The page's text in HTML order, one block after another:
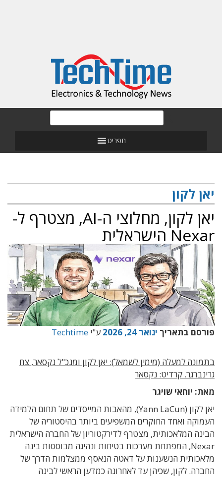
תפריט
יאן לקון
יאן לקון, מחלוצי ה-AI, מצטרף ל-
Nexar הישראלית
פורסם בתאריך ינואר 24, 2026 ע"י Techtime
בתמונה למעלה (מימין לשמאל): יאן לקון ומנכ"ל נקסאר, צח
גרינברגר. קרדיט: נקסאר
מאת: יוחאי שויגר
יאן לקון (Yann LaCun), מהאבות המייסדים של תחום הלמידה
העמוקה ואחד החוקרים המשפיעים ביותר בהיסטוריה של
הבינה המלאכותית, מצטרף לדירקטוריון של החברה הישראלית
Nexar, המפתחת מערכות בטיחות ונהיגה מבוססות בינה
מלאכותית הנשענות על דאטה הנאסף ממצלמות הדרך של
החברה. לקון, שכיהן עד לאחרונה כמדען הראשי לבינה